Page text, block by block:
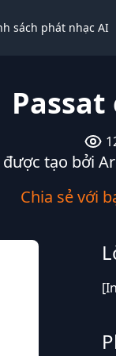
sách phát nhạc AI
Passat
được tạo bởi
Chia sẻ với